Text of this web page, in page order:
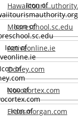
Mooreschool.sc.edu
Activeonline.ie
Odney.com
Novocortex.com
Erdosmorgan.com